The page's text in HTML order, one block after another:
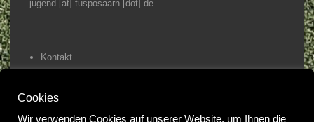
jugend [at] tusposaarn [dot] de
Kontakt
Home
Cookies
Wir verwenden Cookies auf unserer Website, um Ihnen die